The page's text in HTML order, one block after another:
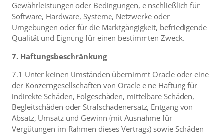
Gewährleistungen oder Bedingungen, einschließlich für
Software, Hardware, Systeme, Netzwerke oder
Umgebungen oder für die Marktgängigkeit, befriedigende
Qualität und Eignung für einen bestimmten Zweck.
7. Haftungsbeschränkung
7.1 Unter keinen Umständen übernimmt Oracle oder eine
der Konzerngesellschaften von Oracle eine Haftung für
indirekte Schäden, Folgeschäden, mittelbare Schäden,
Begleitschäden oder Strafschadenersatz, Entgang von
Absatz, Umsatz und Gewinn (mit Ausnahme für
Vergütungen im Rahmen dieses Vertrags) sowie Schäden